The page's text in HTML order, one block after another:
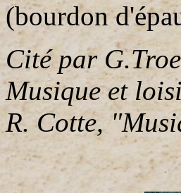
(bourdon
Cité par
Musique et
R. Cotte,